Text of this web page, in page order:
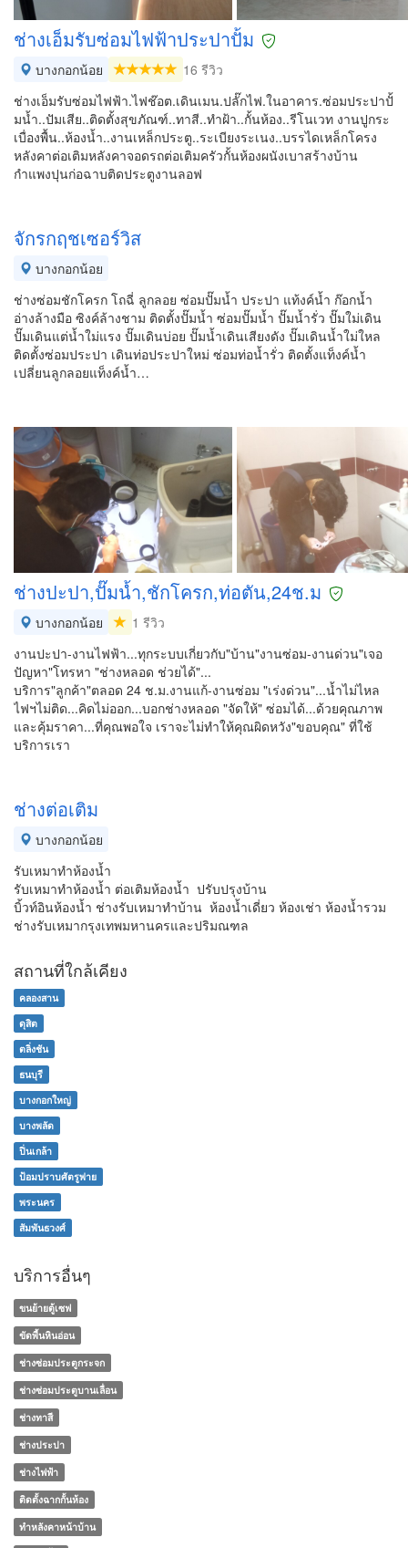
ช่างเอ็มรับซ่อมไฟฟ้าประปาปั้ม
บางกอกน้อย
16 รีวิว
ช่างเอ็มรับซ่อมไฟฟ้า.ไฟช๊อต.เดินเมน.ปลั๊กไฟ.ในอาคาร.ซ่อมประปาปั้
มน้ำ..ปัมเสีย..ติดตั้งสุขภัณฑ์..ทาสี..ทำฝ้า..กั้นห้อง..รีโนเวท งานปูกระ
เบื่องพื้น..ห้องน้ำ..งานเหล็กประตู..ระเบียงระเนง..บรรไดเหล็กโครง
หลังคาต่อเติมหลังคาจอดรถต่อเติมครัวกั้นห้องผนังเบาสร้างบ้าน
กำแพงปุนก่อฉาบติดประตูงานลอฟ
จักรกฤชเซอร์วิส
บางกอกน้อย
ช่างซ่อมชักโครก โถฉี่ ลูกลอย ซ่อมปั๊มน้ำ ประปา แท้งค์น้ำ ก๊อกน้ำ
อ่างล้างมือ ซิงค์ล้างชาม ติดตั้งปั๊มน้ำ ซ่อมปั๊มน้ำ ปั๊มน้ำรั่ว ปั๊มใม่เดิน
ปั๊มเดินแต่น้ำใม่แรง ปั๊มเดินบ่อย ปั๊มน้ำเดินเสียงดัง ปั๊มเดินน้ำใม่ใหล
ติดตั้งซ่อมประปา เดินท่อประปาใหม่ ซ่อมท่อน้ำรั่ว ติดตั้งแท็งค์น้ำ
เปลี่ยนลูกลอยแท็งค์น้ำ…
ช่างปะปา,ปั๊มน้ำ,ชักโครก,ท่อตัน,24ช.ม
บางกอกน้อย
1 รีวิว
งานปะปา-งานไฟฟ้า...ทุกระบบเกี่ยวกับ"บ้าน"งานซ่อม-งานด่วน"เจอ
ปัญหา"โทรหา "ช่างหลอด ช่วยได้"...
บริการ"ลูกค้า"ตลอด 24 ช.ม.งานแก้-งานซ่อม "เร่งด่วน"...น้ำไม่ไหล
ไฟฯไม่ติด...คิดไม่ออก...บอกช่างหลอด "จัดให้" ซ่อมได้...ด้วยคุณภาพ
และคุ้มราคา...ที่คุณพอใจ เราจะไม่ทำให้คุณผิดหวัง"ขอบคุณ" ที่ใช้
บริการเรา
ช่างต่อเติม
บางกอกน้อย
รับเหมาทำห้องน้ำ
รับเหมาทำห้องน้ำ ต่อเติมห้องน้ำ ปรับปรุงบ้าน
บิ้วท์อินห้องน้ำ ช่างรับเหมาทำบ้าน ห้องน้ำเดี่ยว ห้องเช่า ห้องน้ำรวม
ช่างรับเหมากรุงเทพมหานครและปริมณฑล
สถานที่ใกล้เคียง
คลองสาน
ดุสิต
ตลิ่งชัน
ธนบุรี
บางกอกใหญ่
บางพลัด
ปิ่นเกล้า
ป้อมปราบศัตรูพ่าย
พระนคร
สัมพันธวงศ์
บริการอื่นๆ
ขนย้ายตู้เซฟ
ขัดพื้นหินอ่อน
ช่างซ่อมประตูกระจก
ช่างซ่อมประตูบานเลื่อน
ช่างทาสี
ช่างประปา
ช่างไฟฟ้า
ติดตั้งฉากกั้นห้อง
ทําหลังคาหน้าบ้าน